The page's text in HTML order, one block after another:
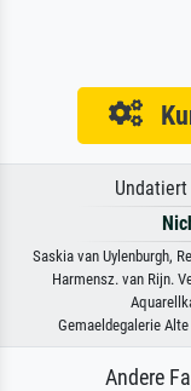
Saskia van Uylenburgh,
Harmensz. van Rijn.
Gemaeldegalerie
Andere